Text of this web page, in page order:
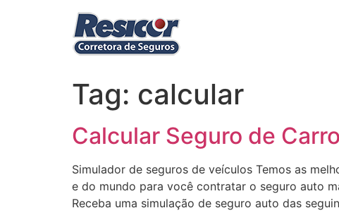
Tag: calcular
Calcular Seguro de
Simulador de seguros de veículos Temos as
e do mundo para você contratar o seguro auto
Receba uma simulação de seguro auto das